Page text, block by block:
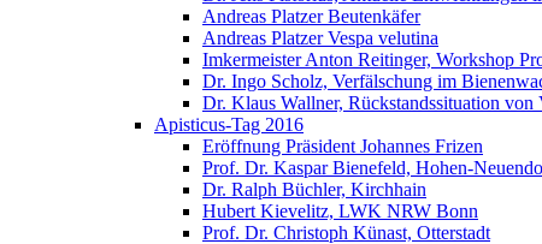
Andreas Platzer Beutenkäfer
Andreas Platzer Vespa velutina
Imkermeister Anton Reitinger, Workshop
Dr. Ingo Scholz, Verfälschung im
Dr. Klaus Wallner, Rückstandssituation von
Apisticus-Tag 2016
Eröffnung Präsident Johannes Frizen
Prof. Dr. Kaspar Bienefeld, Hohen-
Dr. Ralph Büchler, Kirchhain
Hubert Kievelitz, LWK NRW Bonn
Prof. Dr. Christoph Künast, Otterstadt